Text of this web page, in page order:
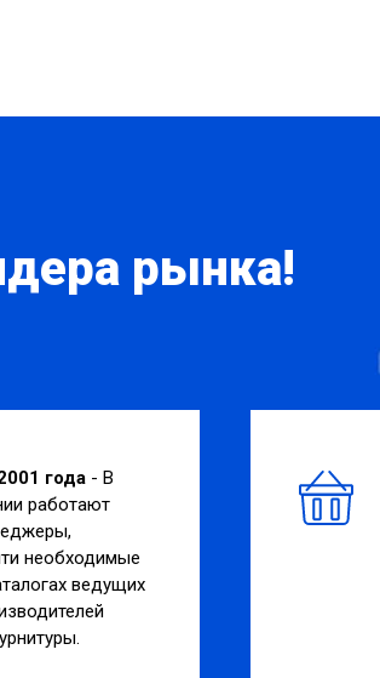
рынка!
года - В
работают
необходимые
ведущих